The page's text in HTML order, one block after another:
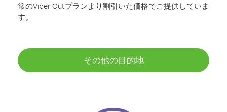
常のViber Outプランより割引いた価格でご提供していま
す。
その他の目的地